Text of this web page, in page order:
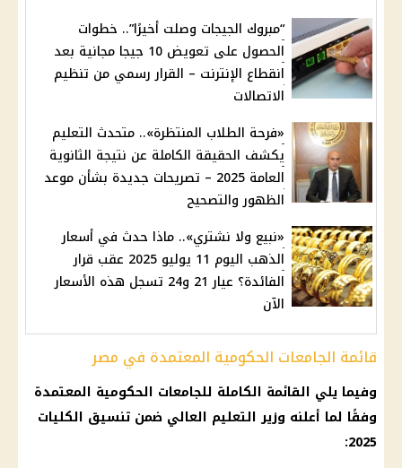
“مبروك الجيجات وصلت أخيرًا”.. خطوات
الحصول على تعويض 10 جيجا مجانية بعد
انقطاع الإنترنت – القرار رسمي من تنظيم
الاتصالات
«فرحة الطلاب المنتظرة».. متحدث التعليم
يكشف الحقيقة الكاملة عن نتيجة الثانوية
العامة 2025 – تصريحات جديدة بشأن موعد
الظهور والتصحيح
«نبيع ولا نشتري».. ماذا حدث في أسعار
الذهب اليوم 11 يوليو 2025 عقب قرار
الفائدة؟ عيار 21 و24 تسجل هذه الأسعار
الآن
قائمة الجامعات الحكومية المعتمدة في مصر
وفيما يلي القائمة الكاملة للجامعات الحكومية المعتمدة
وفقًا لما أعلنه وزير التعليم العالي ضمن تنسيق الكليات
2025: